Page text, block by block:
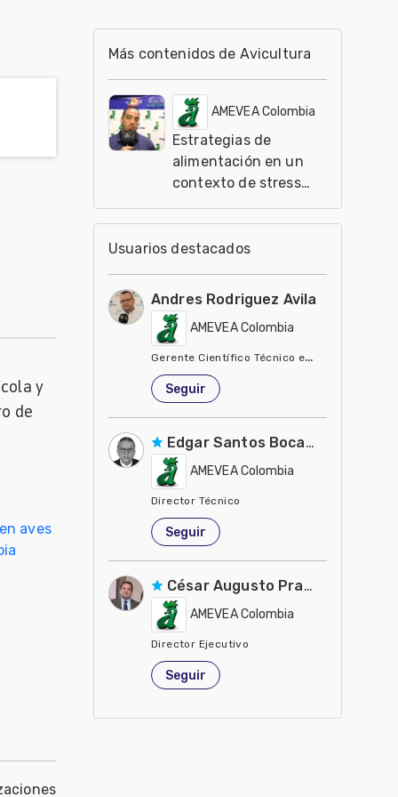
y
de
aves
Más contenidos de Avicultura
AMEVEA Colombia
Estrategias de
alimentación en un
contexto de stress
calórico
Usuarios destacados
Andres Rodriguez Avila
AMEVEA Colombia
Gerente Científico Técnico en BioARA S.A.S.
Colombia
Seguir
Edgar Santos Bocanegra
AMEVEA Colombia
Director Técnico
Colombia
Seguir
César Augusto Pradilla
AMEVEA Colombia
Director Ejecutivo
Colombia
Seguir